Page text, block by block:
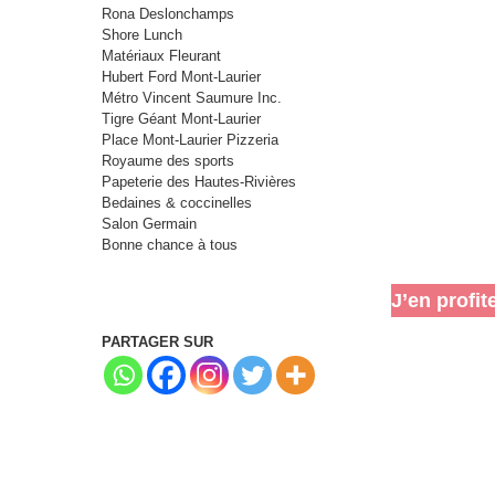
Rona Deslonchamps
Shore Lunch
Matériaux Fleurant
Hubert Ford Mont-Laurier
Métro Vincent Saumure Inc.
Tigre Géant Mont-Laurier
Place Mont-Laurier Pizzeria
Royaume des sports
Papeterie des Hautes-Rivières
Bedaines & coccinelles
Salon Germain
Bonne chance à tous
J’en
PARTAGER SUR